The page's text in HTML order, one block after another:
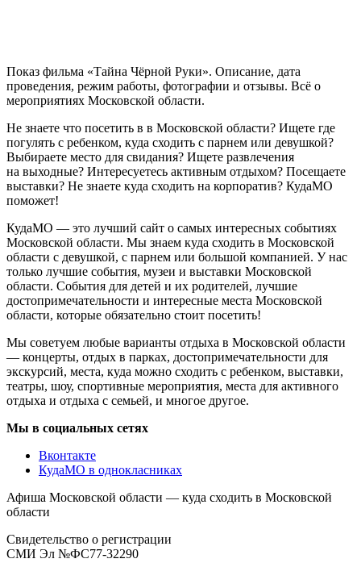
Показ фильма «Тайна Чёрной Руки». Описание, дата
проведения, режим работы, фотографии и отзывы. Всё о
мероприятиях Московской области.
Не знаете что посетить в в Московской области? Ищете где
погулять с ребенком, куда сходить с парнем или девушкой?
Выбираете место для свидания? Ищете развлечения
на выходные? Интересуетесь активным отдыхом? Посещаете
выставки? Не знаете куда сходить на корпоратив? КудаМО
поможет!
КудаМО — это лучший сайт о самых интересных событиях
Московской области. Мы знаем куда сходить в Московской
области с девушкой, с парнем или большой компанией. У нас
только лучшие события, музеи и выставки Московской
области. События для детей и их родителей, лучшие
достопримечательности и интересные места Московской
области, которые обязательно стоит посетить!
Мы советуем любые варианты отдыха в Московской области
— концерты, отдых в парках, достопримечательности для
экскурсий, места, куда можно сходить с ребенком, выставки,
театры, шоу, спортивные мероприятия, места для активного
отдыха и отдыха с семьей, и многое другое.
Мы в социальных сетях
Вконтакте
КудаМО в однокласниках
Афиша Московской области — куда сходить в Московской
области
Свидетельство о регистрации
СМИ Эл №ФС77-32290